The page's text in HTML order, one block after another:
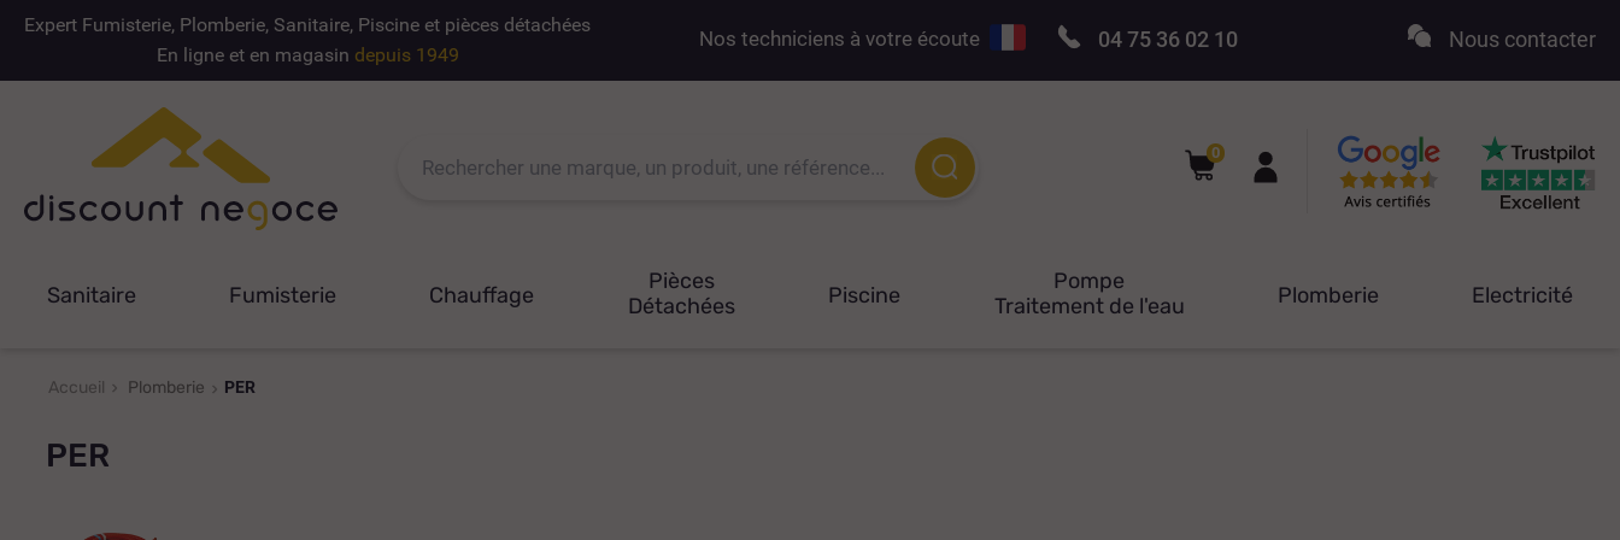
Expert Fumisterie, Plomberie, Sanitaire, Piscine et pièces détachées
En ligne et en magasin depuis 1949
Nos techniciens à votre écoute 04 75 36 02 10 Nous contacter
0
Sanitaire Fumisterie Chauffage
Pièces
Détachées
Piscine
Pompe
Traitement de l'eau
Plomberie Electricité
Accueil Plomberie PER
PER